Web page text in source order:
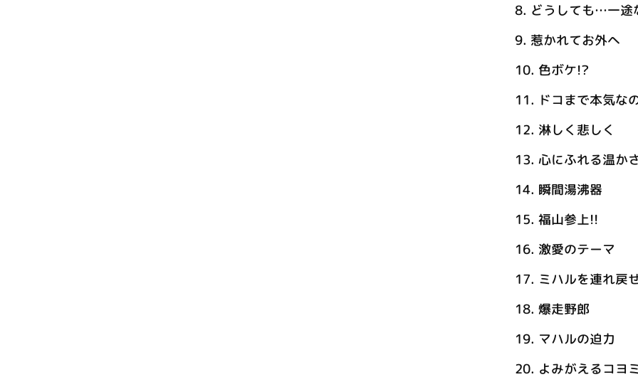
8. どうしても…一途
9. 惹かれてお外へ
10. 色ボケ!?
11. ドコまで本気な
12. 淋しく悲しく
13. 心にふれる温か
14. 瞬間湯沸器
15. 福山参上!!
16. 激愛のテーマ
17. ミハルを連れ戻
18. 爆走野郎
19. マハルの迫力
20. よみがえるコヨ